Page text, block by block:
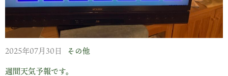
屋敷の田畑は生産効率の上がらない『ともすれば負の遺産』と
なるやも知れません…
しかしまぎれもなく三代、百年以上に渡る『営み』があること
を…
2025年07月30日
その他
週間天気予報です。